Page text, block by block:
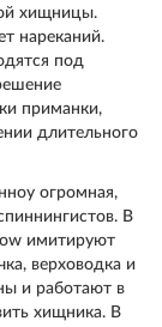
хищницы.
нареканий.
под
приманки,
длительного
огромная,
В
имитируют
верховодка и
и работают в
хищника. В